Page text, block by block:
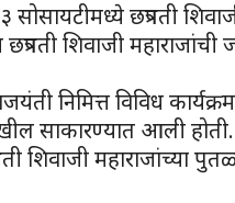
छत्रपती
शिवाजी
निमित्त विविध
साकारण्यात आली होती.
शिवाजी महाराजांच्या